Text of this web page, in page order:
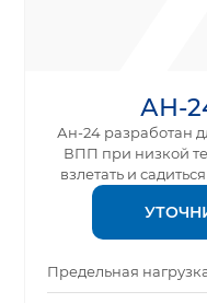
АН-
Ан-24 разработан
ВПП при низкой
взлетать и
Предельная